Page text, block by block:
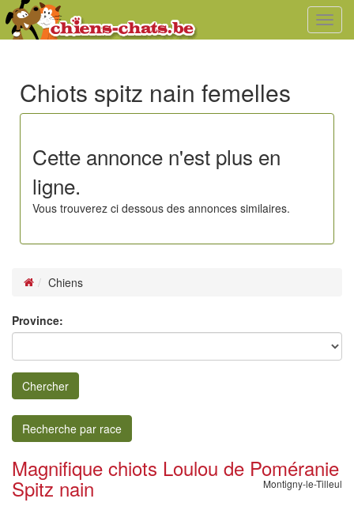
Chiots spitz nain femelles
Cette annonce n'est plus en
ligne.
Vous trouverez ci dessous des annonces similaires.
Chiens
Province:
Chercher
Recherche par race
Magnifique chiots Loulou de Poméranie
Spitz nain Montigny-le-Tilleul